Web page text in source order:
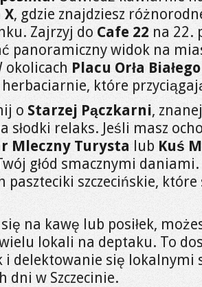
X, gdzie znajdziesz
Zajrzyj do Cafe 22 na 22.
panoramiczny widok na
okolicach Placu Orła Białego
które
o Starzej Pączkarni,
słodki relaks. Jeśli masz
Mleczny Turysta lub Kuś
głód smacznymi
paszteciki szczecińskie,
na kawę lub posiłek,
lokali na deptaku. To
i delektowanie się lokalnymi
dni w Szczecinie.